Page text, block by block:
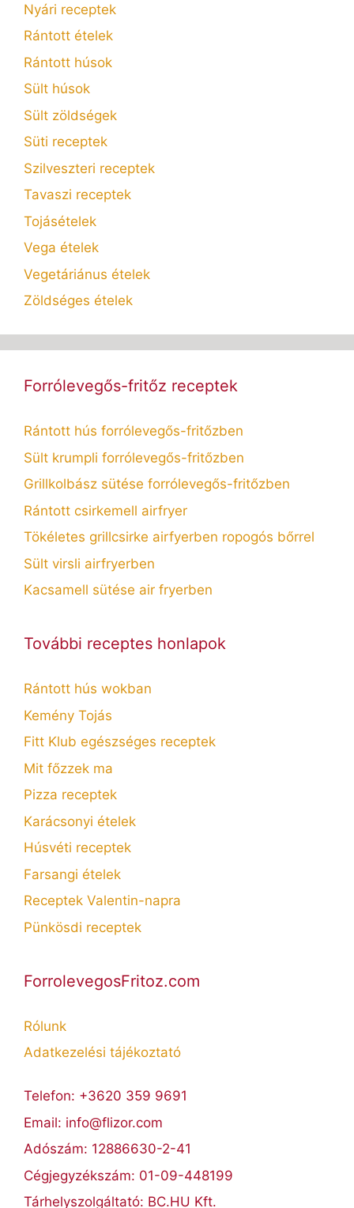
Nyári receptek
Rántott ételek
Rántott húsok
Sült húsok
Sült zöldségek
Süti receptek
Szilveszteri receptek
Tavaszi receptek
Tojásételek
Vega ételek
Vegetáriánus ételek
Zöldséges ételek
Forrólevegős-fritőz receptek
Rántott hús forrólevegős-fritőzben
Sült krumpli forrólevegős-fritőzben
Grillkolbász sütése forrólevegős-fritőzben
Rántott csirkemell airfryer
Tökéletes grillcsirke airfyerben ropogós bőrrel
Sült virsli airfryerben
Kacsamell sütése air fryerben
További receptes honlapok
Rántott hús wokban
Kemény Tojás
Fitt Klub egészséges receptek
Mit főzzek ma
Pizza receptek
Karácsonyi ételek
Húsvéti receptek
Farsangi ételek
Receptek Valentin-napra
Pünkösdi receptek
ForrolevegosFritoz.com
Rólunk
Adatkezelési tájékoztató
Telefon: +3620 359 9691
Email: info@flizor.com
Adószám: 12886630-2-41
Cégjegyzékszám: 01-09-448199
Tárhelyszolgáltató: BC.HU Kft.